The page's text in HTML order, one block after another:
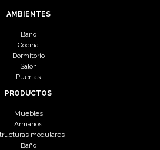
AMBIENTES
Baño
Cocina
Dormitorio
Salón
Puertas
PRODUCTOS
Muebles
Armarios
modulares
Baño